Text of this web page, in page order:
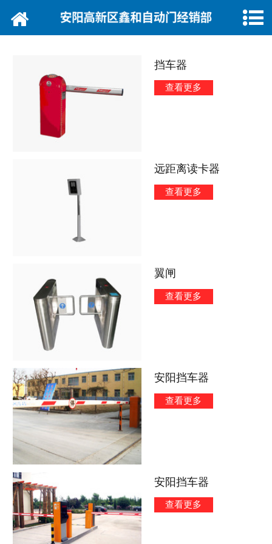
网站首页
客户留言
联系我们
挡车器
查看更多
远距离读卡器
查看更多
翼闸
查看更多
安阳挡车器
查看更多
安阳挡车器
查看更多